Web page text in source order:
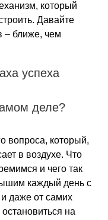
который
Давайте
– ближе, чем
успеха
деле?
вопроса, который,
в воздухе. Что
и чего так
каждый день с
даже от самих
на